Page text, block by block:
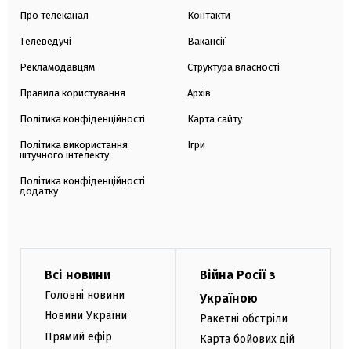
Про телеканал
Телеведучі
Рекламодавцям
Правила користування
Політика конфіденційності
Політика використання
штучного інтелекту
Політика конфіденційності
додатку
Контакти
Вакансії
Структура власності
Архів
Карта сайту
Ігри
Всі новини
Головні новини
Новини України
Прямий ефір
Війна Росії з
Україною
Ракетні обстріли
Карта бойових дій